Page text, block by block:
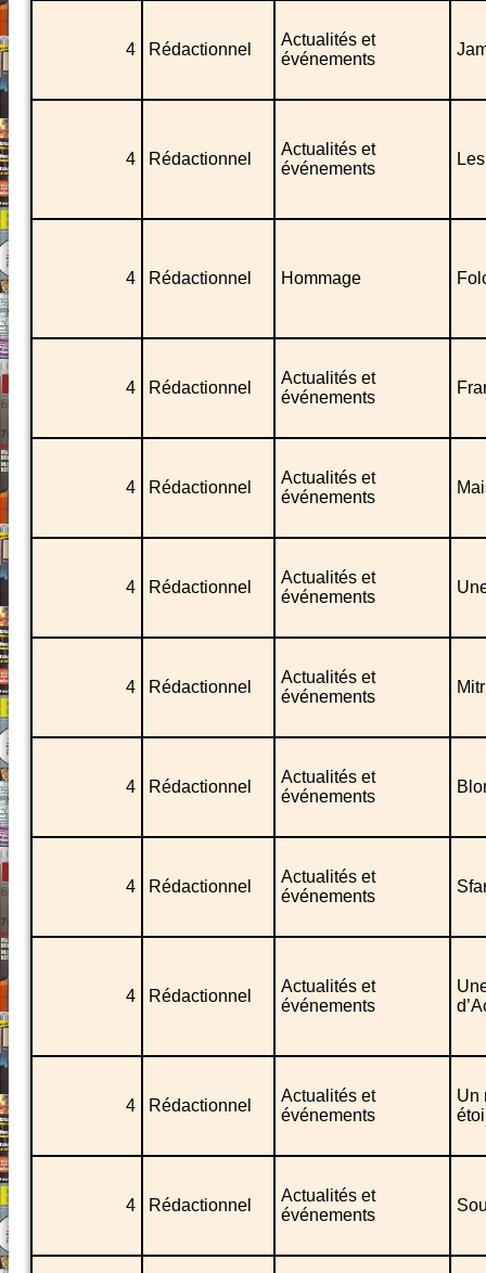
4 Rédactionnel
Actualités et
événements
4 Rédactionnel
Actualités et
événements
4 Rédactionnel Hommage
4 Rédactionnel
Actualités et
événements
4 Rédactionnel
Actualités et
événements
4 Rédactionnel
Actualités et
événements
4 Rédactionnel
Actualités et
événements
4 Rédactionnel
Actualités et
événements
4 Rédactionnel
Actualités et
événements
4 Rédactionnel
Actualités et
événements
4 Rédactionnel
Actualités et
événements
Un
4 Rédactionnel
Actualités et
événements